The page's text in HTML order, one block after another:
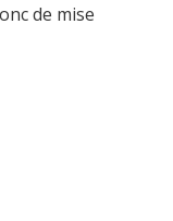
de mise